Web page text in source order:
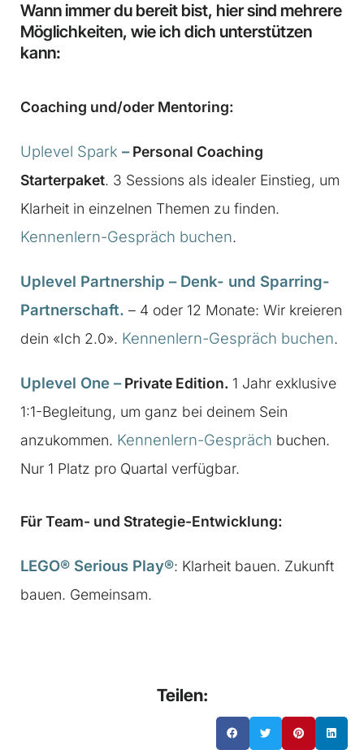
Wann immer du bereit bist, hier sind mehrere
Möglichkeiten, wie ich dich unterstützen
kann:
Coaching und/oder Mentoring:
Uplevel Spark –Personal Coaching
Starterpaket. 3 Sessions als idealer Einstieg, um
Klarheit in einzelnen Themen zu finden.
Kennenlern-Gespräch buchen.
Uplevel Partnership – Denk- und Sparring-
Partnerschaft. – 4 oder 12 Monate: Wir kreieren
dein «Ich 2.0». Kennenlern-Gespräch buchen.
Uplevel One –Private Edition. 1 Jahr exklusive
1:1-Begleitung, um ganz bei deinem Sein
anzukommen. Kennenlern-Gespräch buchen.
Nur 1 Platz pro Quartal verfügbar.
Für Team- und Strategie-Entwicklung:
LEGO® Serious Play®: Klarheit bauen. Zukunft
bauen. Gemeinsam.
Teilen: